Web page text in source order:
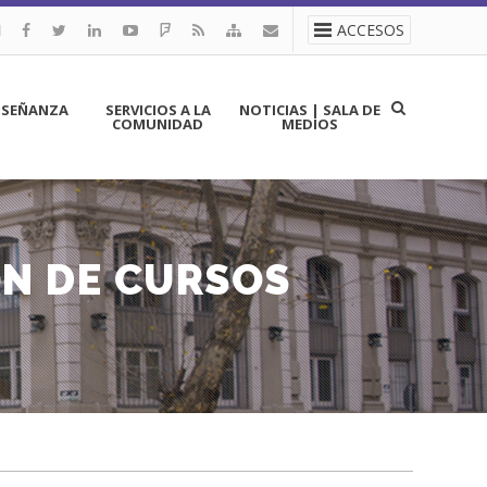
ACCESOS
SERVICIOS A LA
COMUNIDAD
NOTICIAS | SALA DE
MEDIOS
DE CURSOS